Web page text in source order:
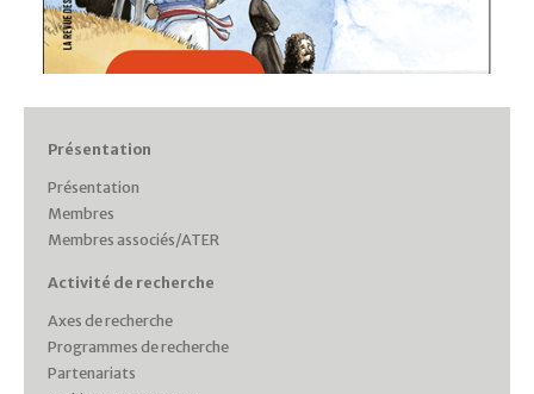
Présentation
Présentation
Membres
Membres associés/ATER
Activité de recherche
Axes de recherche
Programmes de recherche
Partenariats